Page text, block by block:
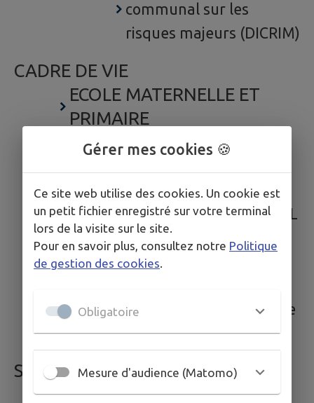
communal sur les
risques majeurs (DICRIM)
CADRE DE VIE
ECOLE MATERNELLE ET
PRIMAIRE
JARDIN D'ENFANTS
L'ATELIER DE JANY
LA BOULE DE ST MICHEL
CLUB BEL HORIZON
ROCK STEP (cours de
CORPS ET ÂME (cours de
pilates, fitness, yoga)
SERVICES
Annuaire
Gérer mes cookies 🍪
Ce site web utilise des cookies. Un cookie est
un petit fichier enregistré sur votre terminal
lors de la visite sur le site.
Pour en savoir plus, consultez notre Politique
de gestion des cookies.
Obligatoire
Mesure d'audience (Matomo)